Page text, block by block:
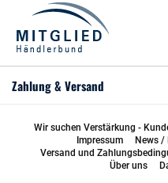
Zahlung & Versand
Wir suchen Verstärkung -
Impressum
News /
Versand und
Über uns